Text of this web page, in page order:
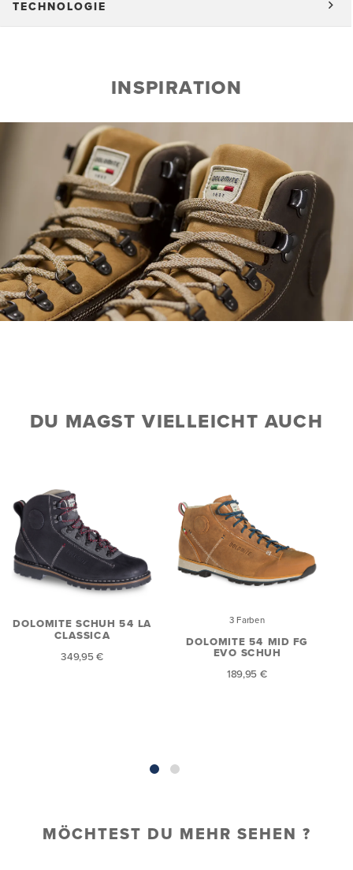
TECHNOLOGIE
INSPIRATION
DU MAGST VIELLEICHT AUCH
DOLOMITE SCHUH 54 LA
CLASSICA
349,95 €
3 Farben
DOLOMITE 54 MID FG
EVO SCHUH
189,95 €
MÖCHTEST DU MEHR SEHEN ?